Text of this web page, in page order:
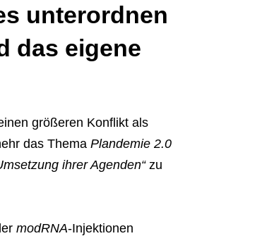
unterordnen
das eigene
größeren Konflikt als
das Thema Plandemie 2.0
ihrer Agenden“zu
modRNA-Injektionen